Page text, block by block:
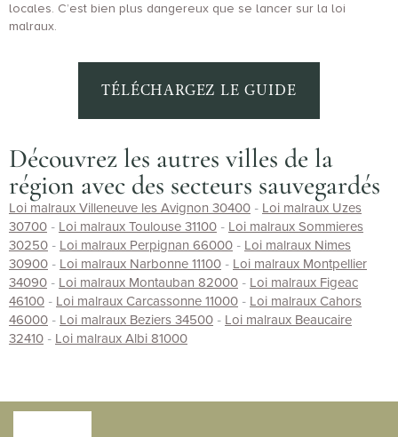
locales. C’est bien plus dangereux que se lancer sur la loi
malraux.
TÉLÉCHARGEZ LE GUIDE
Découvrez les autres villes de la
région avec des secteurs sauvegardés
Loi malraux Villeneuve les Avignon 30400 - Loi malraux Uzes
30700 - Loi malraux Toulouse 31100 - Loi malraux Sommieres
30250 - Loi malraux Perpignan 66000 - Loi malraux Nimes
30900 - Loi malraux Narbonne 11100 - Loi malraux Montpellier
34090 - Loi malraux Montauban 82000 - Loi malraux Figeac
46100 - Loi malraux Carcassonne 11000 - Loi malraux Cahors
46000 - Loi malraux Beziers 34500 - Loi malraux Beaucaire
32410 - Loi malraux Albi 81000